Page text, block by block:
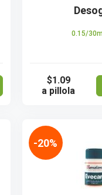
0.15/
$1.09
a pillola
-20%